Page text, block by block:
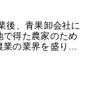
後、青果卸会社に
得た農家のため
業の業界を盛り…